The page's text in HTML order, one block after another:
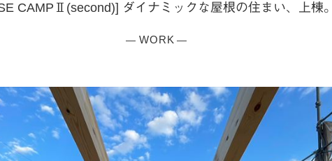
CAMPⅡ(second)] ダイナミックな屋根の住まい、上棟。
WORK